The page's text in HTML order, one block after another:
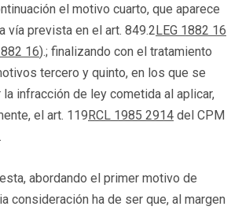
el motivo cuarto, que aparece
vía prevista en el art. 849.2LEG 1882 16
16).; finalizando con el tratamiento
tercero y quinto, en los que se
la infracción de ley cometida al aplicar,
el art. 119RCL 1985 2914 del CPM
abordando el primer motivo de
consideración ha de ser que, al margen